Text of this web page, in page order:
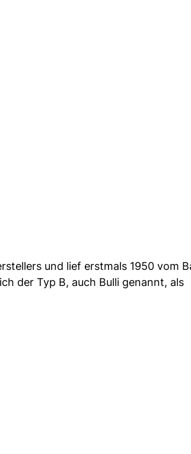
und lief erstmals 1950 vom
der Typ B, auch Bulli genannt, als